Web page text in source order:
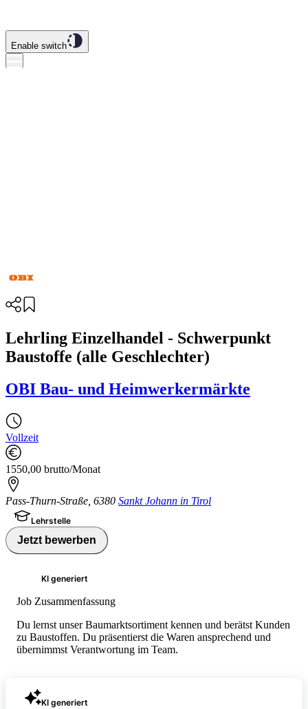
Enable switch
Lehrling Einzelhandel - Schwerpunkt
Baustoffe (alle Geschlechter)
OBI Bau- und Heimwerkermärkte
Vollzeit
1550,00 brutto/Monat
Pass-Thurn-Straße 6380 Sankt Johann in Tirol
Lehrstelle
Jetzt bewerben
KI generiert
Job Zusammenfassung
Du lernst unser Baumarktsortiment kennen und berätst Kunden
zu Baustoffen. Du präsentierst die Waren ansprechend und
übernimmst Verantwortung im Team.
KI generiert